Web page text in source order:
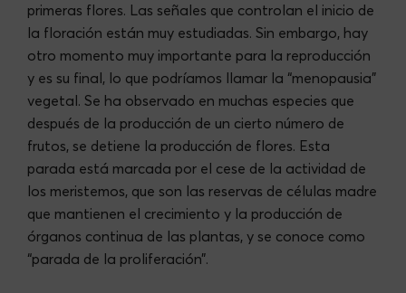
primeras flores. Las señales que controlan el inicio de
la floración están muy estudiadas. Sin embargo, hay
otro momento muy importante para la reproducción
y es su final, lo que podríamos llamar la “menopausia”
vegetal. Se ha observado en muchas especies que
después de la producción de un cierto número de
frutos, se detiene la producción de flores. Esta
parada está marcada por el cese de la actividad de
los meristemos, que son las reservas de células madre
que mantienen el crecimiento y la producción de
órganos continua de las plantas, y se conoce como
“parada de la proliferación”.